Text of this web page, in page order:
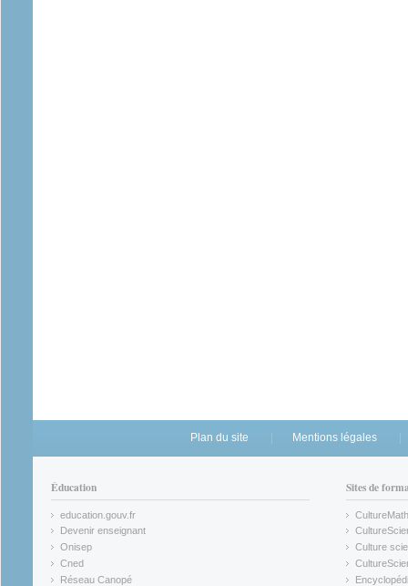
Plan du site Mentions légales
Éducation
education.gouv.fr
(link is external)
Devenir enseignant
(link is external)
Onisep
(link is external)
Cned
(link is external)
Réseau Canopé
Sites de
CultureMath
(link is
(link is
Culture
(link is